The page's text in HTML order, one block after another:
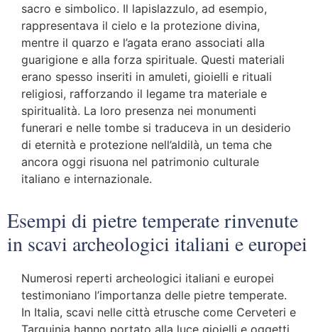
sacro e simbolico. Il lapislazzulo, ad esempio,
rappresentava il cielo e la protezione divina,
mentre il quarzo e l’agata erano associati alla
guarigione e alla forza spirituale. Questi materiali
erano spesso inseriti in amuleti, gioielli e rituali
religiosi, rafforzando il legame tra materiale e
spiritualità. La loro presenza nei monumenti
funerari e nelle tombe si traduceva in un desiderio
di eternità e protezione nell’aldilà, un tema che
ancora oggi risuona nel patrimonio culturale
italiano e internazionale.
Esempi di pietre temperate rinvenute
in scavi archeologici italiani e europei
Numerosi reperti archeologici italiani e europei
testimoniano l’importanza delle pietre temperate.
In Italia, scavi nelle città etrusche come Cerveteri e